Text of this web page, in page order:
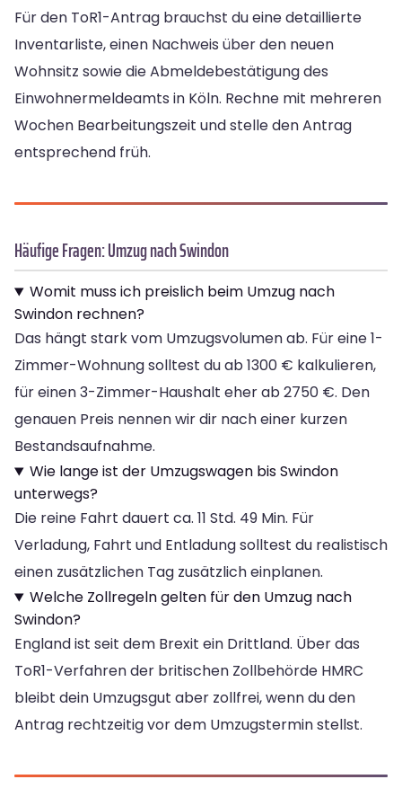
Für den ToR1-Antrag brauchst du eine detaillierte
Inventarliste, einen Nachweis über den neuen
Wohnsitz sowie die Abmeldebestätigung des
Einwohnermeldeamts in Köln. Rechne mit mehreren
Wochen Bearbeitungszeit und stelle den Antrag
entsprechend früh.
Häufige Fragen: Umzug nach Swindon
Womit muss ich preislich beim Umzug nach
Swindon rechnen?
Das hängt stark vom Umzugsvolumen ab. Für eine 1-
Zimmer-Wohnung solltest du ab 1300 € kalkulieren,
für einen 3-Zimmer-Haushalt eher ab 2750 €. Den
genauen Preis nennen wir dir nach einer kurzen
Bestandsaufnahme.
Wie lange ist der Umzugswagen bis Swindon
unterwegs?
Die reine Fahrt dauert ca. 11 Std. 49 Min. Für
Verladung, Fahrt und Entladung solltest du realistisch
einen zusätzlichen Tag zusätzlich einplanen.
Welche Zollregeln gelten für den Umzug nach
Swindon?
England ist seit dem Brexit ein Drittland. Über das
ToR1-Verfahren der britischen Zollbehörde HMRC
bleibt dein Umzugsgut aber zollfrei, wenn du den
Antrag rechtzeitig vor dem Umzugstermin stellst.